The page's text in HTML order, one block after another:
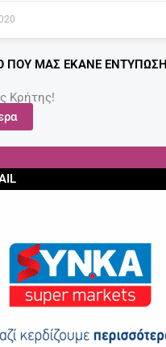
ΠΟΥ ΜΑΣ ΈΚΑΝΕ ΕΝΤΎΠΩΣΗ
Κρήτης!